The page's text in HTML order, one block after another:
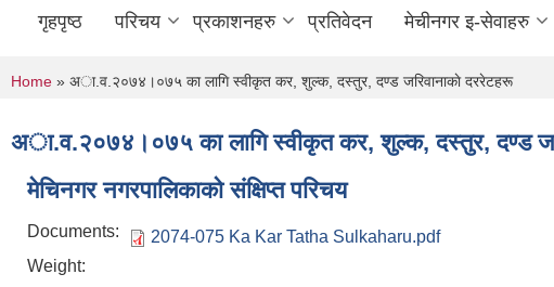
गृहपृष्ठ परिचय प्रकाशनहरु प्रतिवेदन मेचीनगर इ-सेवाहरु
You are here
Home » अा.व.२०७४।०७५ का लागि स्वीकृत कर, शुल्क, दस्तुर, दण्ड जरिवानाकाे दररेटहरू
अा.व.२०७४।०७५ का लागि स्वीकृत कर, शुल्क, दस्तुर, दण्ड
मेचिनगर नगरपालिकाको संक्षिप्‍त परिचय
Documents:
2074-075 Ka Kar Tatha Sulkaharu.pdf
Weight: